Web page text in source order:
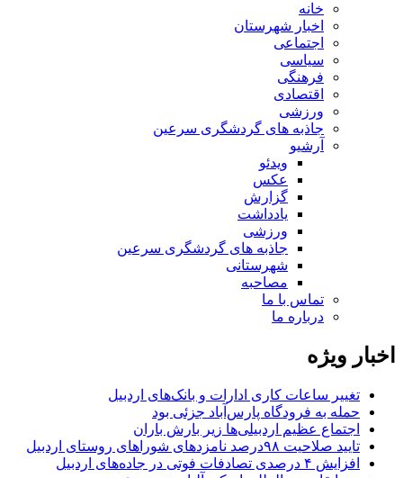
خانه
اخبار شهرستان
اجتماعی
سیاسی
فرهنگی
اقتصادی
ورزشی
جاذبه های گردشگری سرعین
آرشیو
ویدئو
عکس
گزارش
یادداشت
ورزشی
جاذبه های گردشگری سرعین
شهرستانی
مصاحبه
تماس با ما
درباره ما
اخبار ویژه
تغییر ساعات کاری ادارات و بانک‌های اردبیل
حمله به فرودگاه پارس‌‌آباد جزئی بود
اجتماع عظیم اردبیلی‌ها زیر بارش باران
تایید صلاحیت ۹۸درصد نامزدهای شوراهای روستای اردبیل
افزایش ۴ درصدی تصادفات فوتی در جاده‌های اردبیل